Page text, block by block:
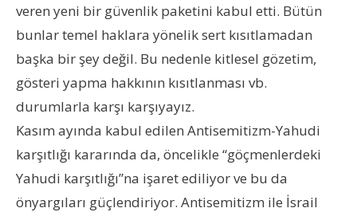
veren yeni bir güvenlik paketini kabul etti. Bütün
bunlar temel haklara yönelik sert kısıtlamadan
başka bir şey değil. Bu nedenle kitlesel gözetim,
gösteri yapma hakkının kısıtlanması vb.
durumlarla karşı karşıyayız.
Kasım ayında kabul edilen Antisemitizm-Yahudi
karşıtlığı kararında da, öncelikle “göçmenlerdeki
Yahudi karşıtlığı”na işaret ediliyor ve bu da
önyargıları güçlendiriyor. Antisemitizm ile İsrail